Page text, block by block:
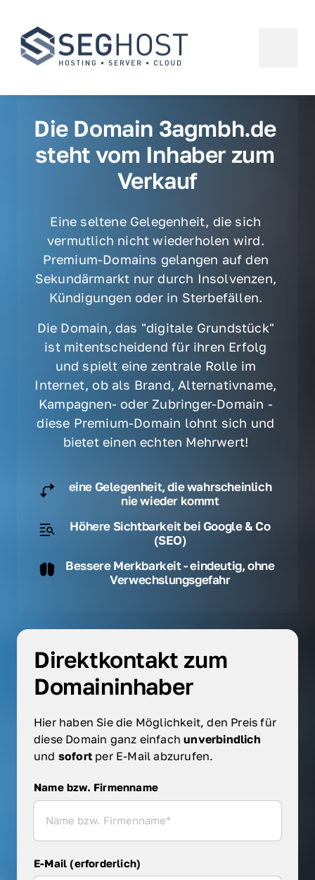
Die Domain 3agmbh.de
steht vom Inhaber zum
Verkauf
Eine seltene Gelegenheit, die sich
vermutlich nicht wiederholen wird.
Premium-Domains gelangen auf den
Sekundärmarkt nur durch Insolvenzen,
Kündigungen oder in Sterbefällen.
Die Domain, das "digitale Grundstück"
ist mitentscheidend für ihren Erfolg
und spielt eine zentrale Rolle im
Internet, ob als Brand, Alternativname,
Kampagnen- oder Zubringer-Domain -
diese Premium-Domain lohnt sich und
bietet einen echten Mehrwert!
eine Gelegenheit, die wahrscheinlich
nie wieder kommt
Höhere Sichtbarkeit bei Google & Co
(SEO)
Bessere Merkbarkeit - eindeutig, ohne
Verwechslungsgefahr
Direktkontakt zum
Domaininhaber
Hier haben Sie die Möglichkeit, den Preis für
diese Domain ganz einfach
und sofort per E-Mail abzurufen.
Name bzw. Firmenname
Name bzw. Firmenname
E-Mail (erforderlich)